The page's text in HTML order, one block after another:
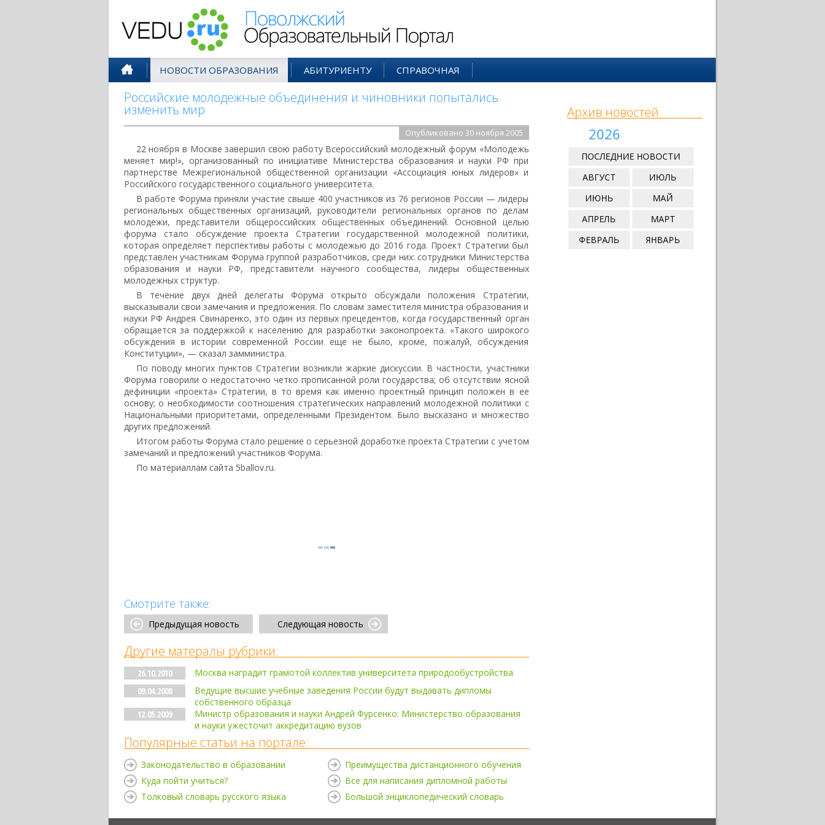
НОВОСТИ ОБРАЗОВАНИЯ АБИТУРИЕНТУ СПРАВОЧНАЯ
Российские молодежные объединения и чиновники попытались
изменить мир
Опубликовано 30 ноября 2005
22 ноября в Москве завершил свою работу Всероссийский молодежный форум «Молодежь
меняет мир!», организованный по инициативе Министерства образования и науки РФ при
партнерстве Межрегиональной общественной организации «Ассоциация юных лидеров» и
Российского государственного социального университета.
В работе Форума приняли участие свыше 400 участников из 76 регионов России — лидеры
региональных общественных организаций, руководители региональных органов по делам
молодежи, представители общероссийских общественных объединений. Основной целью
форума стало обсуждение проекта Стратегии государственной молодежной политики,
которая определяет перспективы работы с молодежью до 2016 года. Проект Стратегии был
представлен участникам Форума группой разработчиков, среди них: сотрудники Министерства
образования и науки РФ, представители научного сообщества, лидеры общественных
молодежных структур.
В течение двух дней делегаты Форума открыто обсуждали положения Стратегии,
высказывали свои замечания и предложения. По словам заместителя министра образования и
науки РФ Андрея Свинаренко, это один из первых прецедентов, когда государственный орган
обращается за поддержкой к населению для разработки законопроекта. «Такого широкого
обсуждения в истории современной России еще не было, кроме, пожалуй, обсуждения
Конституции», — сказал замминистра.
По поводу многих пунктов Стратегии возникли жаркие дискуссии. В частности, участники
Форума говорили о недостаточно четко прописанной роли государства; об отсутствии ясной
дефиниции «проекта» Стратегии, в то время как именно проектный принцип положен в ее
основу; о необходимости соотношения стратегических направлений молодежной политики с
Национальными приоритетами, определенными Президентом. Было высказано и множество
других предложений.
Итогом работы Форума стало решение о серьезной доработке проекта Стратегии с учетом
замечаний и предложений участников Форума.
По материаллам сайта 5ballov.ru.
Смотрите также:
Предыдущая новость Следующая новость
Другие матералы рубрики:
26.10.2010
Москва наградит грамотой коллектив университета природообустройства
09.04.2008
Ведущие высшие учебные заведения России будут выдавать дипломы
собственного образца
12.05.2009
Министр образования и науки Андрей Фурсенко: Министерство образования
и науки ужесточит аккредитацию вузов
Популярные статьи на портале:
Законодательство в образовании
Куда пойти учиться?
Толковый словарь русского языка
Преимущества дистанционного обучения
Все для написания дипломной работы
Большой энциклопедический словарь
Архив новостей
2026
ПОСЛЕДНИЕ НОВОСТИ
АВГУСТ
ИЮЛЬ
ИЮНЬ
МАЙ
АПРЕЛЬ
МАРТ
ФЕВРАЛЬ
ЯНВАРЬ